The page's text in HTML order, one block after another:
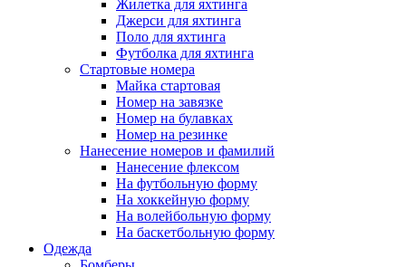
Жилетка для яхтинга
Джерси для яхтинга
Поло для яхтинга
Футболка для яхтинга
Стартовые номера
Майка стартовая
Номер на завязке
Номер на булавках
Номер на резинке
Нанесение номеров и фамилий
Нанесение флексом
На футбольную форму
На хоккейную форму
На волейбольную форму
На баскетбольную форму
Одежда